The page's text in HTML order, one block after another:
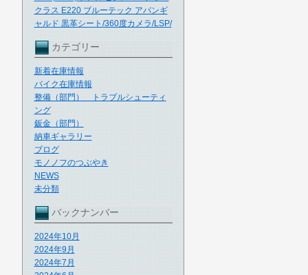
クラス E220 ブルーテック アバンギ
ャルド 黒革シート/360度カメラ/LSP/
カテゴリー
新着在庫情報
バイク在庫情報
整備（部門） トラブルシューティ
ング
鈑金（部門）
納車ギャラリー
ブログ
モノノフのつぶやき
NEWS
未分類
バックナンバー
2024年10月
2024年9月
2024年7月